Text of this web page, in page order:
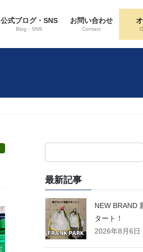
公式ブログ・SNS
Blog・SNS
お問い合わせ
Contact
最新記事
NEW BRAND
タート！
2026年8月6日